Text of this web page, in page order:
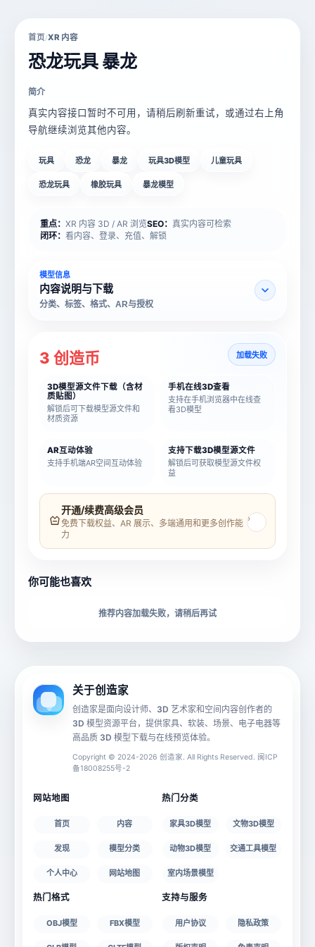
首页/XR 内容
恐龙玩具 暴龙
简介
真实内容接口暂时不可用，请稍后刷新重试，或通过右上角
导航继续浏览其他内容。
玩具 恐龙 暴龙 玩具3D模型 儿童玩具
恐龙玩具 橡胶玩具 暴龙模型
重点： XR 内容 3D / AR 浏览SEO： 真实内容可检索
闭环： 看内容、登录、充值、解锁
模型信息
内容说明与下载
分类、标签、格式、AR与授权
模型名称
材质贴图
文件大小
3 创造币 加载失败
3D模型源文件下载（含材
质贴图）
解锁后可下载模型源文件和
材质资源
手机在线3D查看
支持在手机浏览器中在线查
看3D模型
AR互动体验
支持手机端AR空间互动体验
支持下载3D模型源文件
解锁后可获取模型源文件权
益
开通/续费高级会员
免费下载权益、AR 展示、多端通用和更多创作能
力
›
你可能也喜欢
推荐内容加载失败，请稍后再试
关于创造家
创造家是面向设计师、3D 艺术家和空间内容创作者的
3D 模型资源平台，提供家具、软装、场景、电子电器等
高品质 3D 模型下载与在线预览体验。
Copyright © 2024-2026 创造家. All Rights Reserved. 闽ICP
备18008255号-2
网站地图
首页 内容
发现 模型分类
个人中心 网站地图
热门分类
家具3D模型 文物3D模型
动物3D模型 交通工具模型
室内场景模型
热门格式
OBJ模型 FBX模型
支持与服务
用户协议 隐私政策